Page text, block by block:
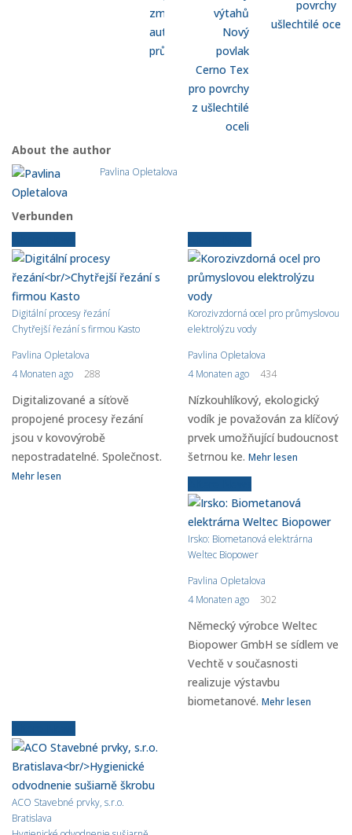
změny v
automobilovém
průmyslu
výtahů
Nový
povlak
Cerno Tex
pro povrchy
z ušlechtilé
oceli
About the author
Pavlina Opletalova
Verbunden
Digitální procesy řezání
Chytřejší řezání s firmou Kasto
Pavlina Opletalova
4 Monaten ago
288
Digitalizované a síťově
propojené procesy řezání
jsou v kovovýrobě
nepostradatelné. Společnost.
Mehr lesen
Korozivzdorná ocel pro průmyslovou
elektrolýzu vody
Pavlina Opletalova
4 Monaten ago
434
Nízkouhlíkový, ekologický
vodík je považován za klíčový
prvek umožňující budoucnost
šetrnou ke. Mehr lesen
Irsko: Biometanová elektrárna
Weltec Biopower
Pavlina Opletalova
4 Monaten ago
302
Německý výrobce Weltec
Biopower GmbH se sídlem ve
Vechtě v současnosti
realizuje výstavbu
biometanové. Mehr lesen
ACO Stavebné prvky, s.r.o.
Bratislava